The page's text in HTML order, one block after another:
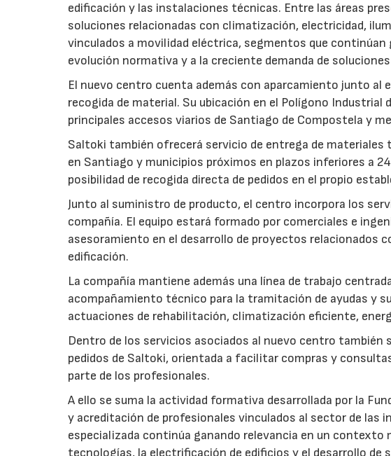
edificación y las instalaciones técnicas. Entre las áreas
soluciones relacionadas con climatización, electricidad,
vinculados a movilidad eléctrica, segmentos que continúan
evolución normativa y a la creciente demanda de
El nuevo centro cuenta además con aparcamiento junto al
recogida de material. Su ubicación en el Polígono Industrial
principales accesos viarios de Santiago de Compostela y
Saltoki también ofrecerá servicio de entrega de
en Santiago y municipios próximos en plazos inferiores a
posibilidad de recogida directa de pedidos en el propio
Junto al suministro de producto, el centro incorpora los
compañía. El equipo estará formado por comerciales e
asesoramiento en el desarrollo de proyectos relacionados
edificación.
La compañía mantiene además una línea de trabajo
acompañamiento técnico para la tramitación de ayudas y
actuaciones de rehabilitación, climatización eficiente,
Dentro de los servicios asociados al nuevo centro
pedidos de Saltoki, orientada a facilitar compras y
parte de los profesionales.
A ello se suma la actividad formativa desarrollada por la
y acreditación de profesionales vinculados al sector de las
especializada continúa ganando relevancia en un contexto
tecnologías, la electrificación de edificios y el desarrollo de
22/07/2026